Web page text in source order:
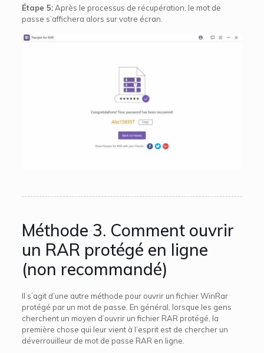
Étape 5:Après le processus de récupération, le mot de
passe s’affichera alors sur votre écran.
Méthode 3. Comment ouvrir
un RAR protégé en ligne
(non recommandé)
Il s’agit d’une autre méthode pour ouvrir un fichier WinRar
protégé par un mot de passe. En général, lorsque les gens
cherchent un moyen d’ouvrir un fichier RAR protégé, la
première chose qui leur vient à l’esprit est de chercher un
déverrouilleur de mot de passe RAR en ligne.